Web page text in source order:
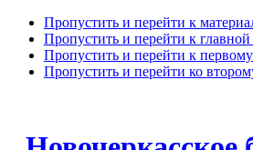
Пропустить и перейти к
Пропустить и перейти к
Пропустить и перейти к
Пропустить и перейти ко